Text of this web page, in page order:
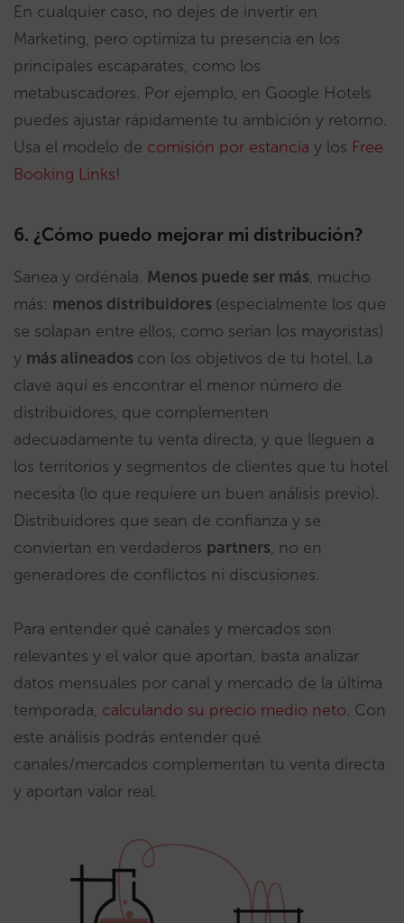
En cualquier caso, no dejes de invertir en
Marketing, pero optimiza tu presencia en los
principales escaparates, como los
metabuscadores. Por ejemplo, en Google Hotels
puedes ajustar rápidamente tu ambición y retorno.
Usa el modelo de comisión por estancia y los Free
Booking Links!
6. ¿Cómo puedo mejorar mi distribución?
Sanea y ordénala. Menos puede ser más, mucho
más: menos distribuidores (especialmente los que
se solapan entre ellos, como serían los mayoristas)
y más alineados con los objetivos de tu hotel. La
clave aquí es encontrar el menor número de
distribuidores, que complementen
adecuadamente tu venta directa, y que lleguen a
los territorios y segmentos de clientes que tu hotel
necesita (lo que requiere un buen análisis previo).
Distribuidores que sean de confianza y se
conviertan en verdaderos partners, no en
generadores de conflictos ni discusiones.
Para entender qué canales y mercados son
relevantes y el valor que aportan, basta analizar
datos mensuales por canal y mercado de la última
temporada, calculando su precio medio neto. Con
este análisis podrás entender qué
canales/mercados complementan tu venta directa
y aportan valor real.